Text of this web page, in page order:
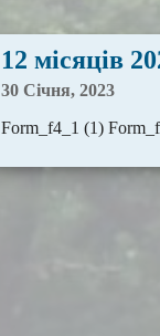
12 місяців
30 Січня, 2023
Form_f4_1 (1)